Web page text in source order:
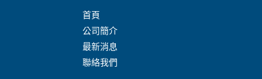
首頁
公司簡介
最新消息
聯絡我們